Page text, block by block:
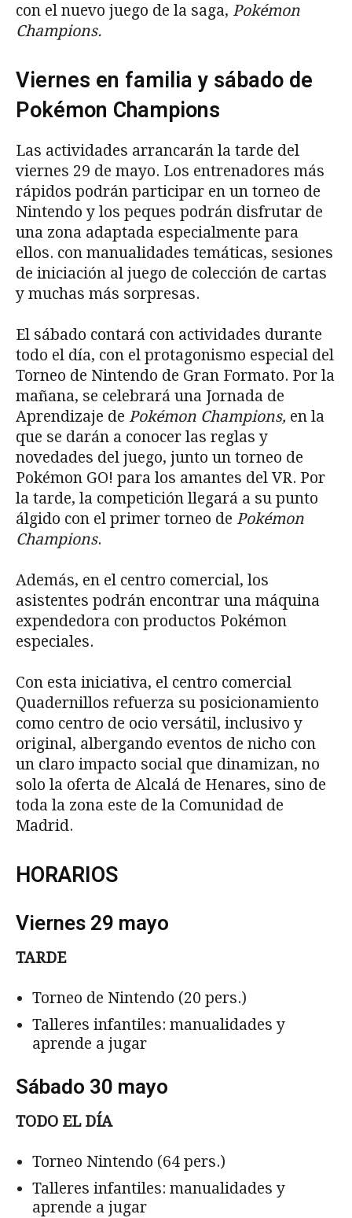
con el nuevo juego de la saga, Pokémon
Champions.
Viernes en familia y sábado de
Pokémon Champions
Las actividades arrancarán la tarde del
viernes 29 de mayo. Los entrenadores más
rápidos podrán participar en un torneo de
Nintendo y los peques podrán disfrutar de
una zona adaptada especialmente para
ellos. con manualidades temáticas, sesiones
de iniciación al juego de colección de cartas
y muchas más sorpresas.
El sábado contará con actividades durante
todo el día, con el protagonismo especial del
Torneo de Nintendo de Gran Formato. Por la
mañana, se celebrará una Jornada de
Aprendizaje de Pokémon Champions, en la
que se darán a conocer las reglas y
novedades del juego, junto un torneo de
Pokémon GO! para los amantes del VR. Por
la tarde, la competición llegará a su punto
álgido con el primer torneo de Pokémon
Champions.
Además, en el centro comercial, los
asistentes podrán encontrar una máquina
expendedora con productos Pokémon
especiales.
Con esta iniciativa, el centro comercial
Quadernillos refuerza su posicionamiento
como centro de ocio versátil, inclusivo y
original, albergando eventos de nicho con
un claro impacto social que dinamizan, no
solo la oferta de Alcalá de Henares, sino de
toda la zona este de la Comunidad de
Madrid.
HORARIOS
Viernes 29 mayo
TARDE
Torneo de Nintendo (20 pers.)
Talleres infantiles: manualidades y
aprende a jugar
Sábado 30 mayo
TODO EL DÍA
Torneo Nintendo (64 pers.)
Talleres infantiles: manualidades y
aprende a jugar